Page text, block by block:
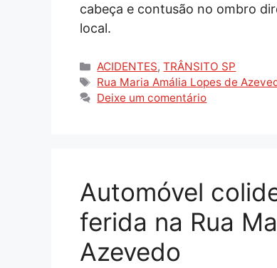
cabeça e contusão no ombro
local.
Categorias
ACIDENTES,TRÂNSITO SP
Tags
Rua Maria Amália Lopes de
Deixe um comentário
Automóvel
ferida na Rua
Azevedo